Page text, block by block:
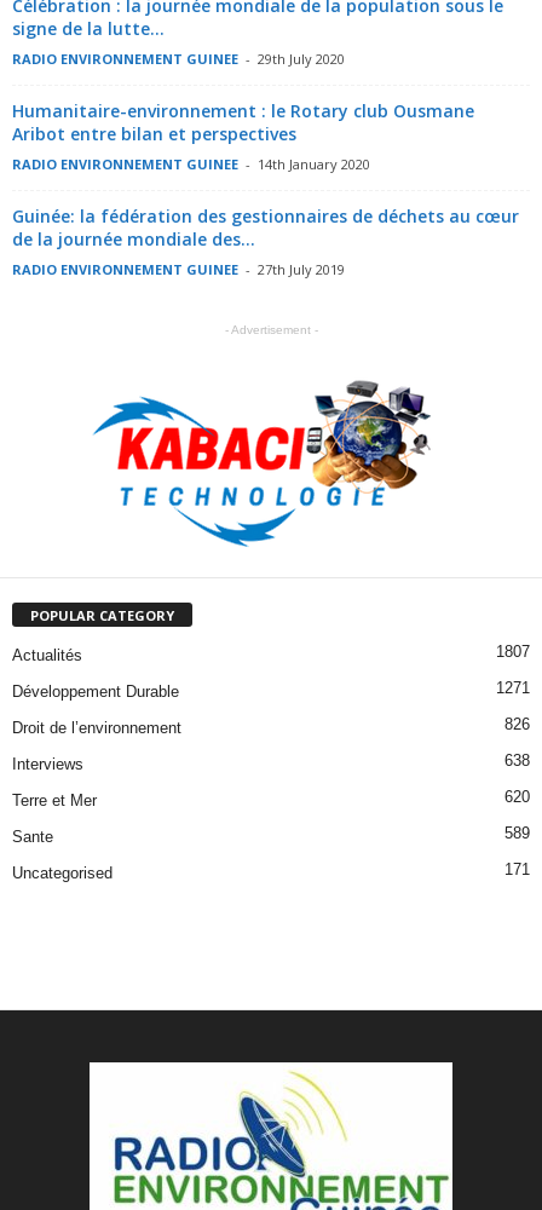
Célébration : la journée mondiale de la population sous le
signe de la lutte...
RADIO ENVIRONNEMENT GUINEE - 29th July 2020
Humanitaire-environnement : le Rotary club Ousmane
Aribot entre bilan et perspectives
RADIO ENVIRONNEMENT GUINEE - 14th January 2020
Guinée: la fédération des gestionnaires de déchets au cœur
de la journée mondiale des...
RADIO ENVIRONNEMENT GUINEE - 27th July 2019
- Advertisement -
POPULAR CATEGORY
Actualités 1807
Développement Durable 1271
Droit de l’environnement 826
Interviews 638
Terre et Mer 620
Sante 589
Uncategorised 171